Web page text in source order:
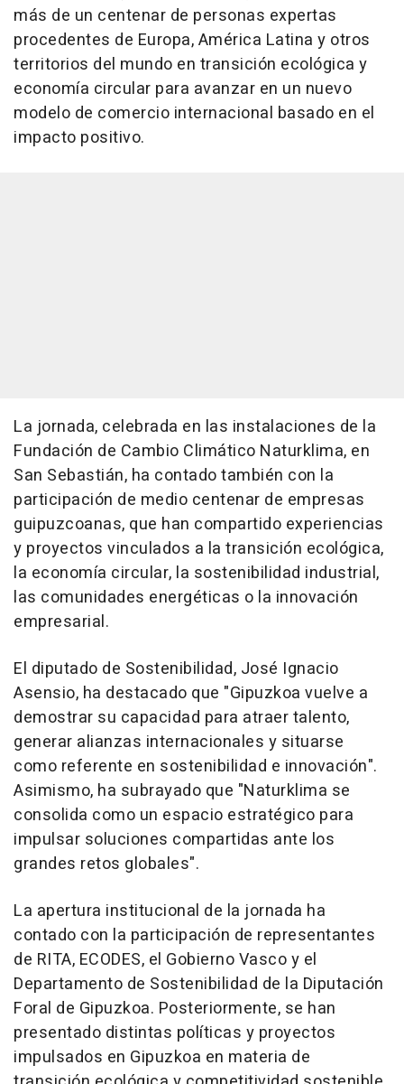
más de un centenar de personas expertas
procedentes de Europa, América Latina y otros
territorios del mundo en transición ecológica y
economía circular para avanzar en un nuevo
modelo de comercio internacional basado en el
impacto positivo.
La jornada, celebrada en las instalaciones de la
Fundación de Cambio Climático Naturklima, en
San Sebastián, ha contado también con la
participación de medio centenar de empresas
guipuzcoanas, que han compartido experiencias
y proyectos vinculados a la transición ecológica,
la economía circular, la sostenibilidad industrial,
las comunidades energéticas o la innovación
empresarial.
El diputado de Sostenibilidad, José Ignacio
Asensio, ha destacado que "Gipuzkoa vuelve a
demostrar su capacidad para atraer talento,
generar alianzas internacionales y situarse
como referente en sostenibilidad e innovación".
Asimismo, ha subrayado que "Naturklima se
consolida como un espacio estratégico para
impulsar soluciones compartidas ante los
grandes retos globales".
La apertura institucional de la jornada ha
contado con la participación de representantes
de RITA, ECODES, el Gobierno Vasco y el
Departamento de Sostenibilidad de la Diputación
Foral de Gipuzkoa. Posteriormente, se han
presentado distintas políticas y proyectos
impulsados en Gipuzkoa en materia de